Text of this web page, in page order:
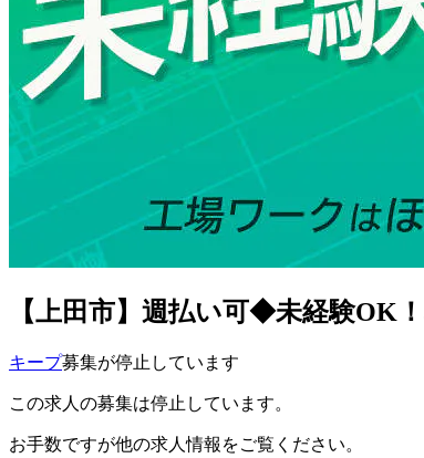
【上田市】週払い可◆未経験OK
キープ募集が停止しています
この求人の募集は停止しています。
お手数ですが他の求人情報をご覧ください。